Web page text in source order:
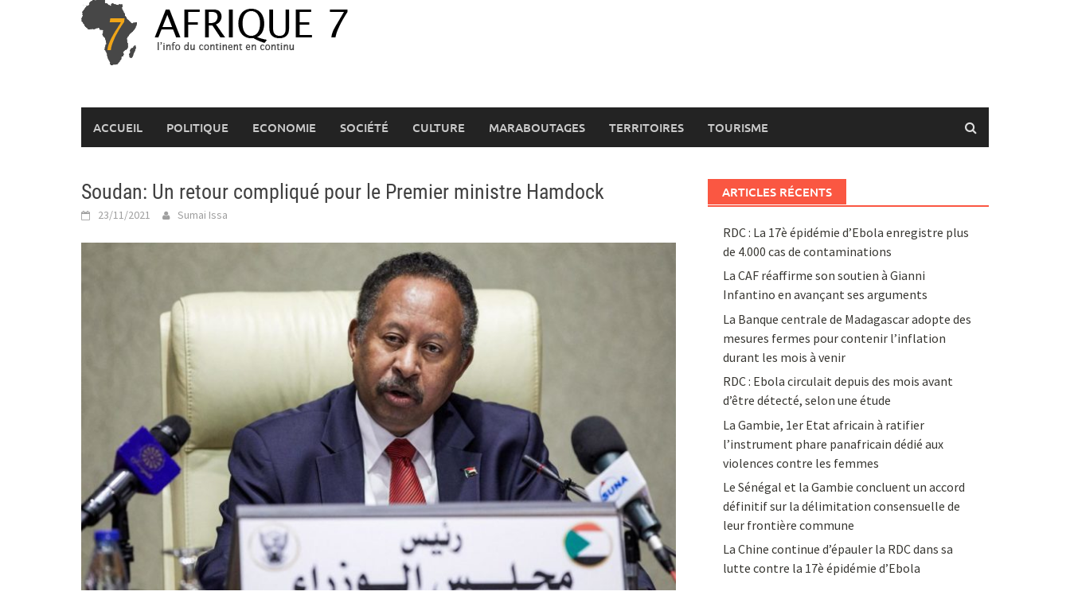
ACCUEIL POLITIQUE ECONOMIE SOCIÉTÉ CULTURE MARABOUTAGES TERRITOIRES TOURISME
Soudan: Un retour compliqué pour le Premier ministre Hamdock
23/11/2021 Sumai Issa
ARTICLES RÉCENTS
RDC : La 17è épidémie d’Ebola enregistre plus
de 4.000 cas de contaminations
La CAF réaffirme son soutien à Gianni
Infantino en avançant ses arguments
La Banque centrale de Madagascar adopte des
mesures fermes pour contenir l’inflation
durant les mois à venir
RDC : Ebola circulait depuis des mois avant
d’être détecté, selon une étude
La Gambie, 1er Etat africain à ratifier
l’instrument phare panafricain dédié aux
violences contre les femmes
Le Sénégal et la Gambie concluent un accord
définitif sur la délimitation consensuelle de
leur frontière commune
La Chine continue d’épauler la RDC dans sa
lutte contre la 17è épidémie d’Ebola